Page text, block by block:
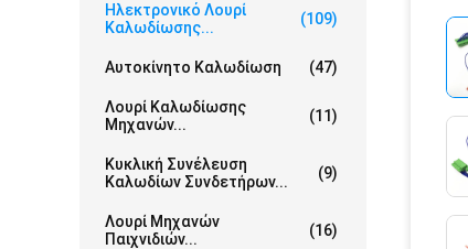
Ηλεκτρονικό Λουρί
Καλωδίωσης...
(109)
Αυτοκίνητο Καλωδίωση (47)
Λουρί Καλωδίωσης
Μηχανών...
(11)
Κυκλική Συνέλευση
Καλωδίων Συνδετήρων...
(9)
Λουρί Μηχανών
Παιχνιδιών...
(16)